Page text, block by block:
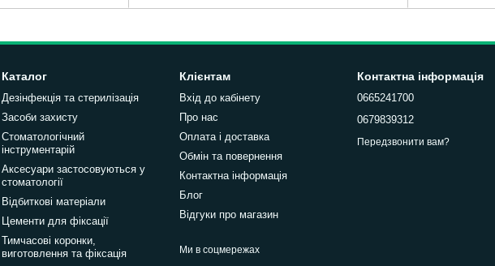
Каталог
Дезінфекція та стерилізація
Засоби захисту
Стоматологічний
інструментарій
Аксесуари застосовуються у
стоматології
Відбиткові матеріали
Цементи для фіксації
Тимчасові коронки,
виготовлення та фіксація
Клієнтам
Вхід до кабінету
Про нас
Оплата і доставка
Обмін та повернення
Контактна інформація
Блог
Відгуки про магазин
Ми в соцмережах
Контактна інформація
0665241700
0679839312
Передзвонити вам?